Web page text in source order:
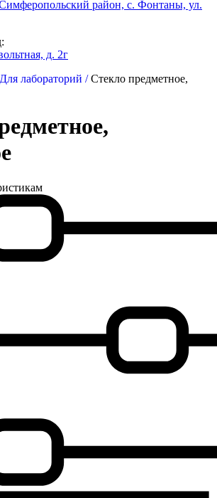
район, с. Фонтаны, ул.
д. 2г
Для лабораторий /Стекло предметное,